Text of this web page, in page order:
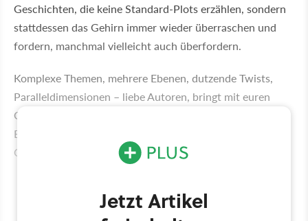
Geschichten, die keine Standard-Plots erzählen, sondern
stattdessen das Gehirn immer wieder überraschen und
fordern, manchmal vielleicht auch überfordern.
Komplexe Themen, mehrere Ebenen, dutzende Twists,
Paralleldimensionen – liebe Autoren, bringt mit euren
Geschichten gefälligst meinen inneren Taskmanager zum
Explodieren. Nolans Film »Tenet« hat so eine Geschichte,
Quantum Break auch.
Jetzt Artikel